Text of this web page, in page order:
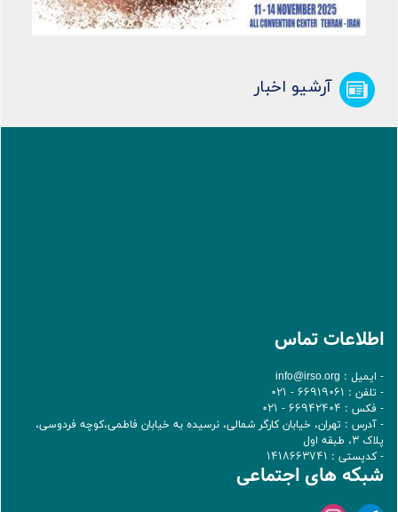
آرشیو اخبار
اطلاعات تماس
- ایمیل : info@irso.org
- تلفن : 66919061 - 021
- فکس : 66942404 - 021
- آدرس : تهران، خيابان کارگر شمالی، نرسيده به خيابان فاطمی،کوچه فردوسی،
پلاک 3، طبقه اول
- کدپستی : 1418663741
شبکه های اجتماعی